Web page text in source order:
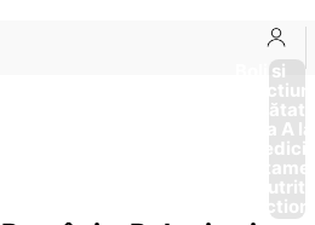
Boli si
Afectiuni
Sănătate
de la A